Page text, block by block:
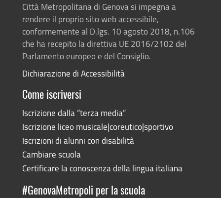
Città Metropolitana di Genova si impegna a
rendere il proprio sito web accessibile,
conformemente al D.lgs. 10 agosto 2018, n.106
che ha recepito la direttiva UE 2016/2102 del
Parlamento europeo e del Consiglio.
Dichiarazione di Accessibilità
Come iscriversi
Iscrizione dalla “terza media”
Iscrizione liceo musicale|coreutico|sportivo
Iscrizioni di alunni con disabilità
Cambiare scuola
Certificare la conoscenza della lingua italiana
#GenovaMetropoli per la scuola